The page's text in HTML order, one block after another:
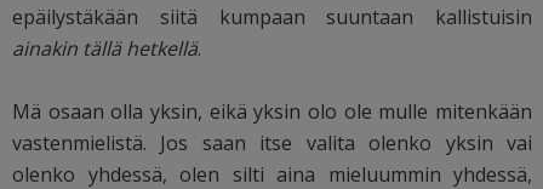
epäilystäkään siitä kumpaan suuntaan kallistuisin
ainakin tällä hetkellä.
Mä osaan olla yksin, eikä yksin olo ole mulle mitenkään
vastenmielistä. Jos saan itse valita olenko yksin vai
olenko yhdessä, olen silti aina mieluummin yhdessä,